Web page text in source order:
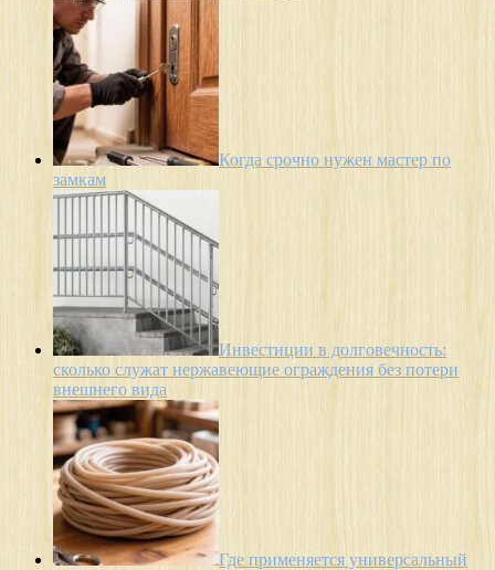
Когда срочно нужен мастер по
замкам
Инвестиции в долговечность:
сколько служат нержавеющие ограждения без потери
внешнего вида
Где применяется универсальный